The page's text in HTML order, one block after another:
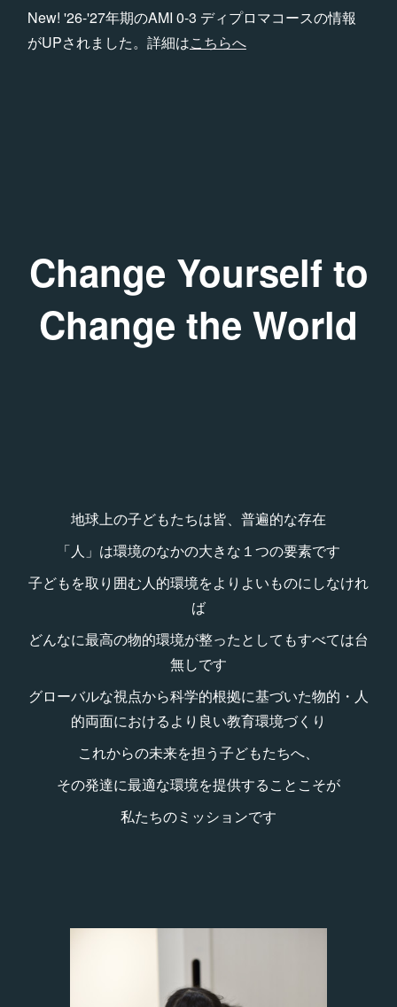
New! '26-'27年期のAMI 0-3 ディプロマコースの情報
がUPされました。詳細はこちらへ
Change Yourself to
Change the World
地球上の子どもたちは皆、普遍的な存在
「人」は環境のなかの大きな１つの要素です
子どもを取り囲む人的環境をよりよいものにしなけれ
ば
どんなに最高の物的環境が整ったとしてもすべては台
無しです
グローバルな視点から科学的根拠に基づいた物的・人
的両面におけるより良い教育環境づくり
これからの未来を担う子どもたちへ、
その発達に最適な環境を提供することこそが
私たちのミッションです